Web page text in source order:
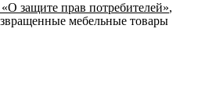
«О защите прав потребителей»,
мебельные товары